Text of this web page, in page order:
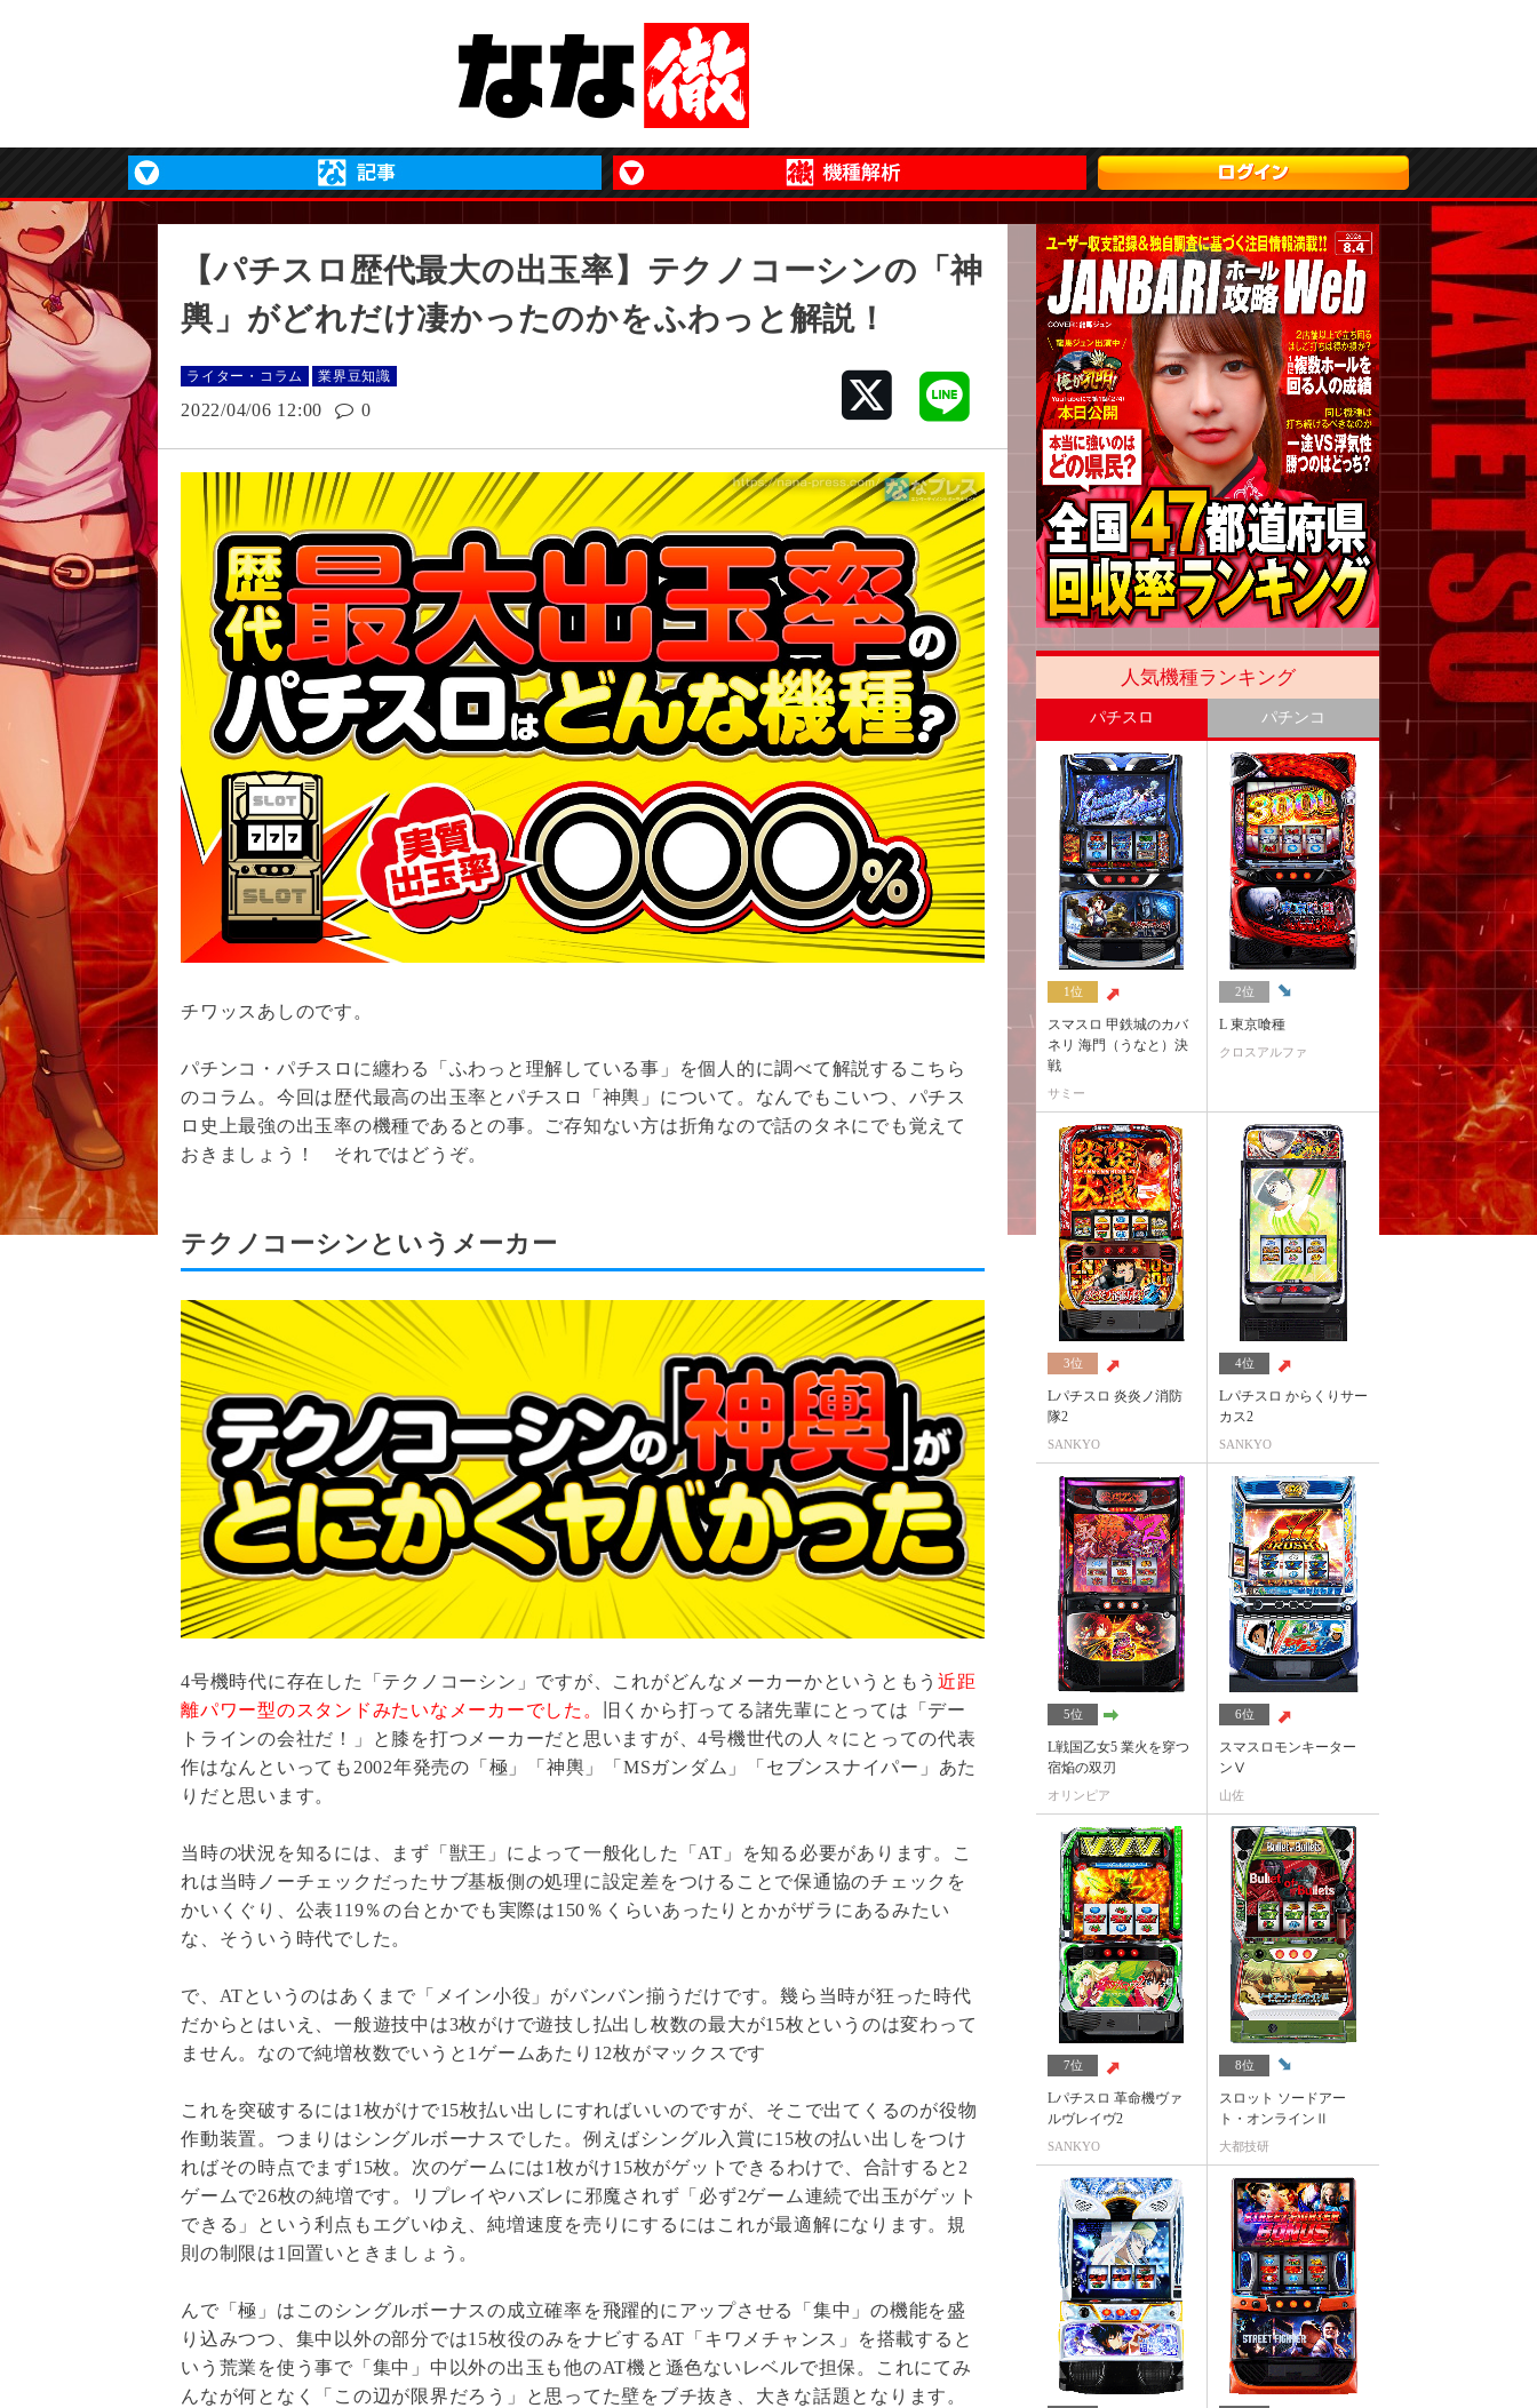
【パチスロ歴代最大の出玉率】テクノコーシンの「神
輿」がどれだけ凄かったのかをふわっと解説！
ライター・コラム 業界豆知識
2022/04/06 12:00 0
チワッスあしのです。
パチンコ・パチスロに纏わる「ふわっと理解している事」を個人的に調べて解説するこちら
のコラム。今回は歴代最高の出玉率とパチスロ「神輿」について。なんでもこいつ、パチス
ロ史上最強の出玉率の機種であるとの事。ご存知ない方は折角なので話のタネにでも覚えて
おきましょう！ それではどうぞ。
テクノコーシンというメーカー
4号機時代に存在した「テクノコーシン」ですが、これがどんなメーカーかというともう 近距
離パワー型のスタンドみたいなメーカーでした。
旧くから打ってる諸先輩にとっては「デー
トラインの会社だ！」と膝を打つメーカーだと思いますが、4号機世代の人々にとっての代表
作はなんといっても2002年発売の「極」「神輿」「MSガンダム」「セブンスナイパー」あた
りだと思います。
当時の状況を知るには、まず「獣王」によって一般化した「AT」を知る必要があります。こ
れは当時ノーチェックだったサブ基板側の処理に設定差をつけることで保通協のチェックを
かいくぐり、公表119％の台とかでも実際は150％くらいあったりとかがザラにあるみたい
な、そういう時代でした。
で、ATというのはあくまで「メイン小役」がバンバン揃うだけです。幾ら当時が狂った時代
だからとはいえ、一般遊技中は3枚がけで遊技し払出し枚数の最大が15枚というのは変わって
ません。なので純増枚数でいうと1ゲームあたり12枚がマックスです
これを突破するには1枚がけで15枚払い出しにすればいいのですが、そこで出てくるのが役物
作動装置。つまりはシングルボーナスでした。例えばシングル入賞に15枚の払い出しをつけ
ればその時点でまず15枚。次のゲームには1枚がけ15枚がゲットできるわけで、合計すると2
ゲームで26枚の純増です。リプレイやハズレに邪魔されず「必ず2ゲーム連続で出玉がゲット
できる」という利点もエグいゆえ、純増速度を売りにするにはこれが最適解になります。規
則の制限は1回置いときましょう。
んで「極」はこのシングルボーナスの成立確率を飛躍的にアップさせる「集中」の機能を盛
り込みつつ、集中以外の部分では15枚役のみをナビするAT「キワメチャンス」を搭載すると
いう荒業を使う事で「集中」中以外の出玉も他のAT機と遜色ないレベルで担保。これにてみ
んなが何となく「この辺が限界だろう」と思ってた壁をブチ抜き、大きな話題となります。
人気機種ランキング
パチスロ パチンコ
1位
スマスロ 甲鉄城のカバ
ネリ 海門（うなと）決
戦
サミー
2位
L 東京喰種
クロスアルファ
3位
Lパチスロ 炎炎ノ消防
隊2
SANKYO
4位
Lパチスロ からくりサー
カス2
SANKYO
5位
L戦国乙女5 業火を穿つ
宿焔の双刃
オリンピア
6位
スマスロモンキーター
ンⅤ
山佐
7位
Lパチスロ 革命機ヴァ
ルヴレイヴ2
SANKYO
8位
スロット ソードアー
ト・オンラインⅡ
大都技研